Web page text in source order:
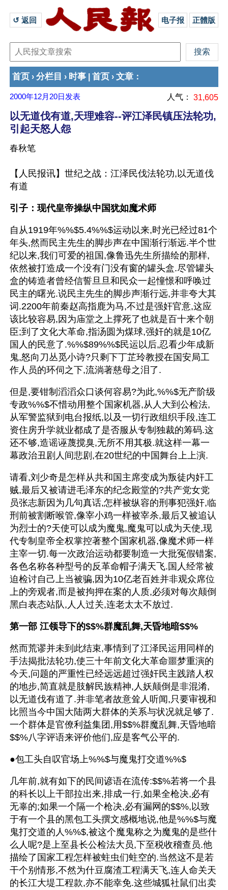
↺ 返回 电子报 正體版
首页 › 分栏目 › 时事 首页 › 文章 ：
2000年12月20日 发表 人气： 31,605
以无道伐有道,天理难容--评江泽民镇压法轮功,
引起天怒人怨
春秋笔
【人民报讯】世纪之战：江泽民伐法轮功,以无道伐
有道
引子：现代皇帝操纵中国犹如魔术师
自从1919年%%$5.4%%$运动以来,时光已经过81个
年头,然而民主先生的脚步声在中国渐行渐远.半个世
纪以来,我们可爱的祖国,像鲁迅先生所描绘的那样,
依然被打造成一个没有门没有窗的罐头盒.尽管罐头
盒的铸造者曾经信誓旦旦和民众一起憧憬和呼唤过
民主的曙光.说民主先生的脚步声渐行远,并非夸大其
词.2200年前秦赵高指鹿为马,不过是强奸官意,这应
该比较容易,因为庙堂之上撑死了也就是百十来个朝
臣;到了文化大革命,指汤圆为煤球,强奸的就是10亿
国人的民意了.%%$89%%$民运以后,忍看少年成新
鬼,怒向刀丛觅小诗?只剩下丁芷玲教授在国安局工
作人员的环伺之下,流淌著慈母之泪了.
但是,要钳制滔滔众口谈何容易?为此,%%$无产阶级
专政%%$不惜动用整个国家机器,从人大到公检法,
从军警监狱到电台报纸,以及一切行政组织手段,连工
资住房升学就业都成了是否服从专制独裁的筹码.这
还不够,造谣诬蔑搅臭,无所不用其极.就这样一幕一
幕政治丑剧人间悲剧,在20世纪的中国舞台上上演.
请看,刘少奇是怎样从共和国主席变成为叛徒内奸工
贼,最后又被请进毛泽东的纪念殿堂的?共产党女党
员张志新因为几句真话,怎样被纵容的刑事犯强奸,临
刑前被割断喉管,像宰小鸡一样被宰杀,最后又被追认
为烈士的?天使可以成为魔鬼,魔鬼可以成为天使,现
代专制皇帝全权掌控著整个国家机器,像魔术师一样
主宰一切.每一次政治运动都要制造一大批冤假错案,
各色名称各种型号的反革命帽子满天飞.国人经常被
迫检讨自己上当被骗,因为10亿老百姓并非观众席位
上的旁观者,而是被拘押在案的人质,必须对每次颠倒
黑白表态站队,人人过关,连老太太不放过.
第一部 江领导下的$$%群魔乱舞,天昏地暗$$%
然而荒谬并未到此结束,事情到了江泽民运用同样的
手法揭批法轮功,使三十年前文化大革命噩梦重演的
今天,问题的严重性已经远远超过强奸民主践踏人权
的地步,简直就是肢解民族精神,人妖颠倒是非混淆,
以无道伐有道了.并非笔者故意耸人听闻,只要审视和
比照当今中国大陆两大群体的关系与状况就足够了.
一个群体是官僚利益集团,用$$%群魔乱舞,天昏地暗
$$%八字评语来评价他们,应是客气公平的.
●包工头自叹官场上%%$与魔鬼打交道%%$
几年前,就有如下的民间谚语在流传:$$%若将一个县
的科长以上干部拉出来,排成一行,如果全枪决,必有
无辜的;如果一个隔一个枪决,必有漏网的$$%,以致
于有一个县的黑包工头撰文感概地说,他是%%$与魔
鬼打交道的人%%$,被这个魔鬼称之为魔鬼的是些什
么人呢?是上至县长公检法大员,下至税收稽查员.他
描绘了国家工程怎样被蛀虫们蛀空的.当然这不是若
干个别情形,不然为什豆腐渣工程满天飞,连人命关天
的长江大堤工程款,亦不能幸免.这些城狐社鼠们出卖